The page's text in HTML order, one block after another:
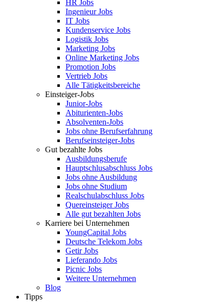
HR Jobs
Ingenieur Jobs
IT Jobs
Kundenservice Jobs
Logistik Jobs
Marketing Jobs
Online Marketing Jobs
Promotion Jobs
Vertrieb Jobs
Alle Tätigkeitsbereiche
Einsteiger-Jobs
Junior-Jobs
Abiturienten-Jobs
Absolventen-Jobs
Jobs ohne Berufserfahrung
Berufseinsteiger-Jobs
Gut bezahlte Jobs
Ausbildungsberufe
Hauptschlusabschluss Jobs
Jobs ohne Ausbildung
Jobs ohne Studium
Realschulabschluss Jobs
Quereinsteiger Jobs
Alle gut bezahlten Jobs
Karriere bei Unternehmen
YoungCapital Jobs
Deutsche Telekom Jobs
Getir Jobs
Lieferando Jobs
Picnic Jobs
Weitere Unternehmen
Blog
Tipps